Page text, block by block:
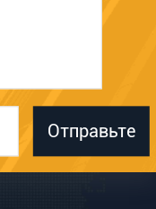
Отправьте